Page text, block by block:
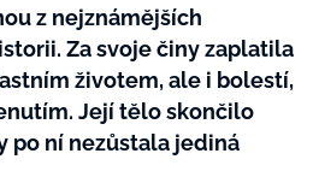
z nejznámějších
Za svoje činy zaplatila
životem, ale i bolestí,
Její tělo skončilo
po ní nezůstala jediná